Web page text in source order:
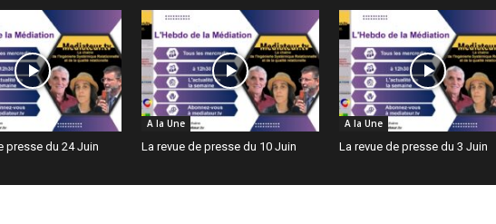
presse du 24 Juin
A la Une
La revue de presse du 10 Juin
A la Une
La revue de presse du 3 Juin